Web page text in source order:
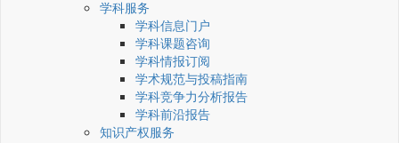
学科服务
学科信息门户
学科课题咨询
学科情报订阅
学术规范与投稿指南
学科竞争力分析报告
学科前沿报告
知识产权服务